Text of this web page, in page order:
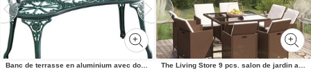
Banc de terrasse en aluminium avec dossier et accoudoirs, résistant aux intempéries, pour balcon, terrasse ou jardin The Living Store 9 pcs. salon de jardin avec coussins Poly rotin brun